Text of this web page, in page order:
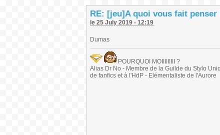
RE: [jeu]A quoi vous fait penser
le 25 July 2019 - 12:19
Dumas
POURQUOI MOIIIIIIIII ?
Alias Dr No - Membre de la Guilde du Stylo
de fanfics et à l'HdP - Elémentaliste de l'Aurore